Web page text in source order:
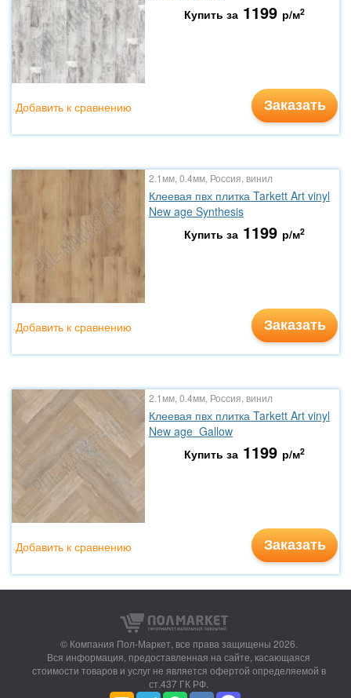
Купить за 1199 р/м2
Заказать
Добавить к сравнению
2.1мм, 0.4мм, Россия, винил
Клеевая пвх плитка Tarkett Art vinyl
New age Synthesis
Купить за 1199 р/м2
Заказать
Добавить к сравнению
2.1мм, 0.4мм, Россия, винил
Клеевая пвх плитка Tarkett Art vinyl
New age Gallow
Купить за 1199 р/м2
Заказать
Добавить к сравнению
© Компания Пол-Маркет, все права защищены 2026.
Вся информация, предоставленная на сайте, касающаяся
стоимости товаров и услуг не является офертой определяемой в
ст.437 ГК РФ.